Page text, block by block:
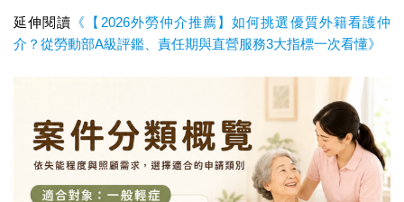
延伸閱讀 《【2026外勞仲介推薦】如何挑選優質外籍看護仲
介？從勞動部A級評鑑、責任期與直營服務3大指標一次看懂》